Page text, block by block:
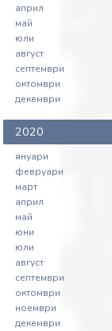
април
май
юли
август
септември
октомври
декември
2020
януари
февруари
март
април
май
юни
юли
август
септември
октомври
ноември
декември